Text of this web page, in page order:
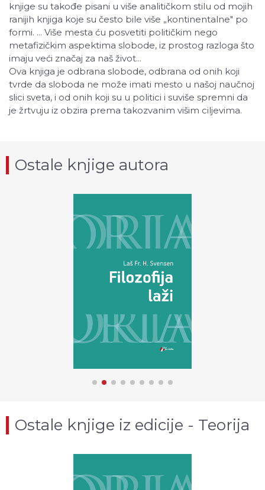
knjige su takođe pisani u više analitičkom stilu od mojih
ranijih knjiga koje su često bile više „kontinentalne" po
formi. ... Više mesta ću posvetiti političkim nego
metafizičkim aspektima slobode, iz prostog razloga što
imaju veći značaj za naš život...
Ova knjiga je odbrana slobode, odbrana od onih koji
tvrde da sloboda ne može imati mesto u našoj naučnoj
slici sveta, i od onih koji su u politici i suviše spremni da
je žrtvuju iz obzira prema takozvanim višim ciljevima.
Ostale knjige autora
Ostale knjige iz edicije - Teorija